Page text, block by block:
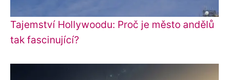
Tajemství Hollywoodu: Proč je město andělů
tak fascinující?